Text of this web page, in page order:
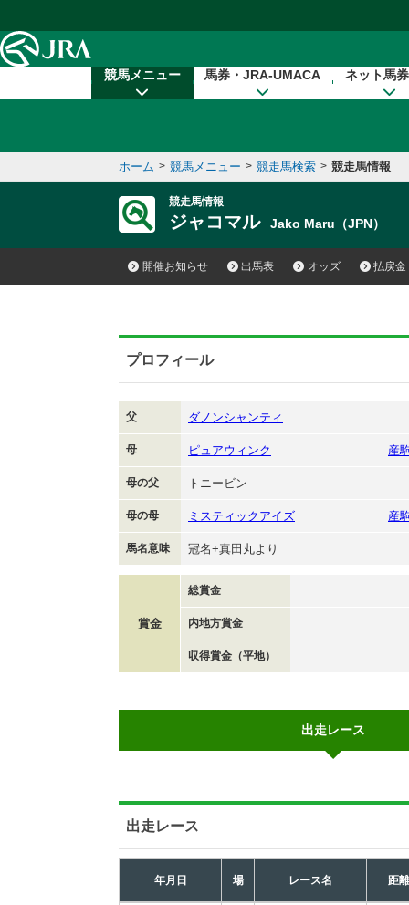
競馬メニュー 馬券・JRA-UMACA ネット馬
ホーム > 競馬メニュー > 競走馬検索 > 競走馬情報
競走馬情報
ジャコマル Jako Maru（JPN）
開催お知らせ 出馬表 オッズ 払戻金
プロフィール
父 ダノンシャンティ
母 ピュアウィンク 産
母の父 トニービン
母の母 ミスティックアイズ 産
馬名意味 冠名+真田丸より
賞金
総賞金
内地方賞金
収得賞金（平地）
出走レース
出走レース
年月日 場 レース名 距離